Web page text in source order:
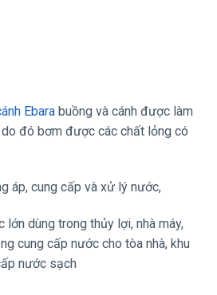
Ebara buồng và cánh được làm
đó bơm được các chất lỏng có
áp, cung cấp và xử lý nước,
lớn dùng trong thủy lợi, nhà máy,
cung cấp nước cho tòa nhà, khu
nước sạch